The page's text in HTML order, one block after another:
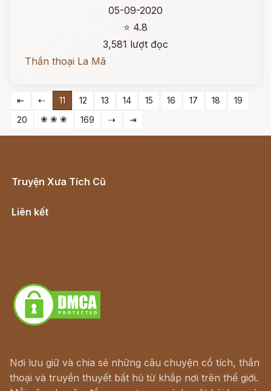
05-09-2020
⭐ 4.8
3,581 lượt đọc
Thần thoại La Mã
⇤ ⇠ 11 12 13 14 15 16 17 18
19
20
❀ ❀ ❀ 169 ⇢ ⇥
Truyện Xưa Tích Cũ
Liên kết
Nơi lưu giữ và chia sẻ những câu chuyện cổ tích, thần
thoại và truyền thuyết bất hủ từ khắp nơi trên thế giới.